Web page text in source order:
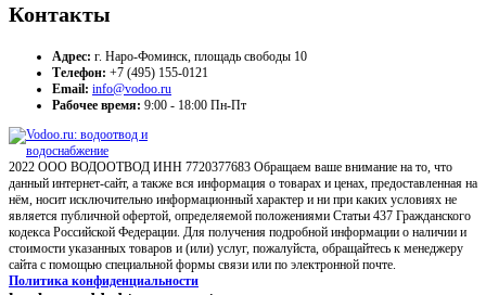
Контакты
Адрес: г. Наро-Фоминск, площадь свободы 10
Телефон: +7 (495) 155-0121
Email: info@vodoo.ru
Рабочее время: 9:00 - 18:00 Пн-Пт
2022 ООО ВОДООТВОД ИНН 7720377683 Обращаем ваше внимание на то, что
данный интернет-сайт, а также вся информация о товарах и ценах, предоставленная на
нём, носит исключительно информационный характер и ни при каких условиях не
является публичной офертой, определяемой положениями Статьи 437 Гражданского
кодекса Российской Федерации. Для получения подробной информации о наличии и
стоимости указанных товаров и (или) услуг, пожалуйста, обращайтесь к менеджеру
сайта с помощью специальной формы связи или по электронной почте.
Политика конфиденциальности